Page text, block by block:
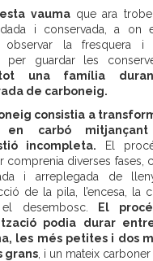
vaumaque ara
i conservada, a on
observar la fresquera i
per guardar les
una família
de carboneig.
consistia a
en carbó
incompleta. El
comprenia diverses fases,
i arreplegada de
de la pila, l’encesa, la
desembosc.
El
podia durar
les més petites i dos
grans , i un mateix